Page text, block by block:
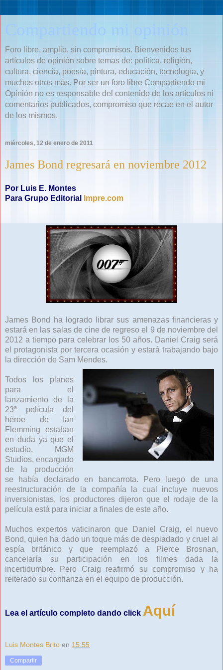
Compartiendo mi opinión
Foro libre, amplio, sin compromisos. Bienvenidos tus
artículos de opinión sobre temas de: política, religión,
cultura, ciencia, poesía, pintura, educación, tecnología, y
muchos otros más. Por ser un foro libre Compartiendo mi
Opinión no es responsable del contenido de los artículos ni
comentarios publicados, compromiso que recae en el autor
de los mismos.
miércoles, 12 de enero de 2011
James Bond regresará en noviembre 2012
Por Luis E. Montes
Para Grupo Editorial
Impre.com
James Bond ha logrado librar sus amenazas financieras y
estará en las salas de cine de regreso el 9 de noviembre del
2012 a tiempo para celebrar los 50 años. Daniel Craig será
el protagonista por tercera ocasión y estará trabajando bajo
la dirección de Sam Mendes.
Todos los planes
para el
lanzamiento de la
23ª película del
héroe de Ian
Flemming estaban
en duda ya que el
estudio, MGM
Studios, encargado
de la producción
se había declarado en bancarrota. Pero luego de una
reestructuración de la compañía la cual incluye nuevos
inversionistas, los productores dijeron que el rodaje de la
película está para iniciar a finales de este año.
Muchos expertos vaticinaron que Daniel Craig, el nuevo
Bond, quien ha dado un toque más de despiadado y cruel al
espía británico y que reemplazó a Pierce Brosnan,
cancelaría su participación en los filmes dada la
incertidumbre. Pero Craig reafirmó su compromiso y ha
reiterado su confianza en el equipo de producción.
Lea el artículo completo dando click Aquí
Luis Montes Brito en 15:55
Compartir